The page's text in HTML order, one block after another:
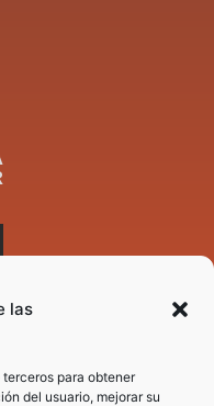
las
para obtener
del usuario, mejorar su